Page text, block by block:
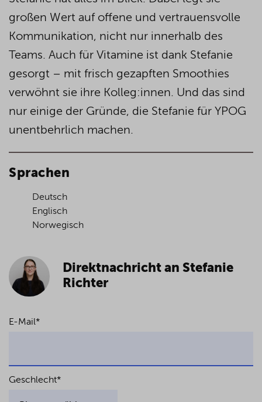
großen Wert auf offene und vertrauensvolle
Kommunikation, nicht nur innerhalb des
Teams. Auch für Vitamine ist dank Stefanie
gesorgt – mit frisch gezapften Smoothies
verwöhnt sie ihre Kolleg:innen. Und das sind
nur einige der Gründe, die Stefanie für YPOG
unentbehrlich machen.
Sprachen
Deutsch
Englisch
Norwegisch
Direktnachricht an Stefanie
Richter
E-Mail*
Geschlecht*